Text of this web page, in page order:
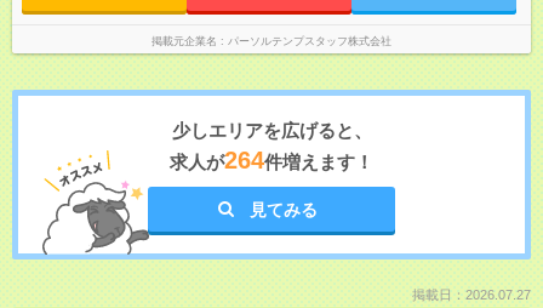
掲載元企業名 パーソルテンプスタッフ株式会社
少しエリアを広げると、
求人が264件増えます！
見てみる
掲載日：2026.07.27